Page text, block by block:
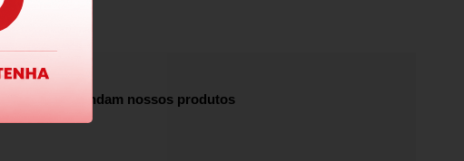
recomendam nossos produtos